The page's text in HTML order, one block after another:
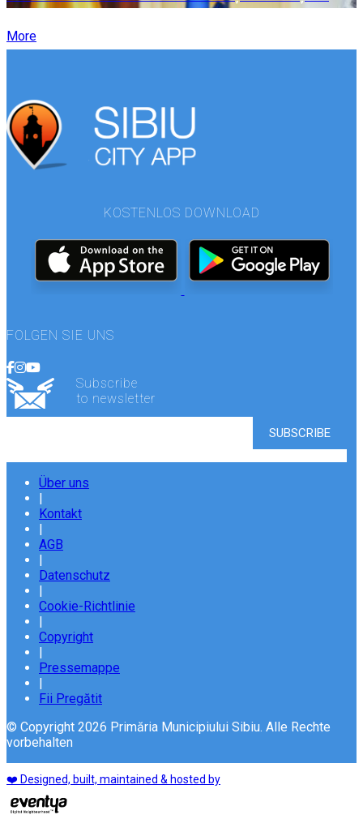
More
KOSTENLOS DOWNLOAD
FOLGEN SIE UNS
Subscribe
to newsletter
Über uns
|
Kontakt
|
AGB
|
Datenschutz
|
Cookie-Richtlinie
|
Copyright
|
Pressemappe
|
Fii Pregătit
© Copyright 2026 Primăria Municipiului Sibiu. Alle Rechte
vorbehalten
❤️ Designed, built, maintained & hosted by